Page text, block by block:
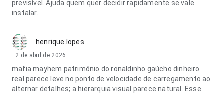
previsível. Ajuda quem quer decidir rapidamente se vale
instalar.
henrique.lopes
2 de abril de 2026
mafia mayhem patrimônio do ronaldinho gaúcho dinheiro
real parece leve no ponto de velocidade de carregamento ao
alternar detalhes; a hierarquia visual parece natural. Esse